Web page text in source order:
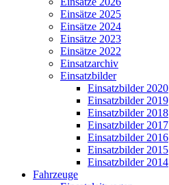
Einsätze 2025
Einsätze 2024
Einsätze 2023
Einsätze 2022
Einsatzarchiv
Einsatzbilder
Einsatzbilder 2020
Einsatzbilder 2019
Einsatzbilder 2018
Einsatzbilder 2017
Einsatzbilder 2016
Einsatzbilder 2015
Einsatzbilder 2014
Fahrzeuge